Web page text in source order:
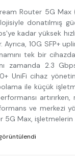
Router 5G
donatılmış
kadar yüksek
Ayrıca, 10G SFP+
tek bir
zamanda 2.3
UniFi cihaz
ile küçük
ve merkezi
5G Max,